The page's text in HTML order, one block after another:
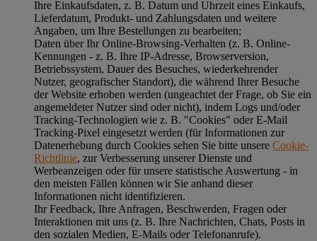
Ihre Einkaufsdaten, z. B. Datum und Uhrzeit eines Einkaufs,
Lieferdatum, Produkt- und Zahlungsdaten und weitere
Angaben, um Ihre Bestellungen zu bearbeiten;
Daten über Ihr Online-Browsing-Verhalten (z. B. Online-
Kennungen - z. B. Ihre IP-Adresse, Browserversion,
Betriebssystem, Dauer des Besuches, wiederkehrender
Nutzer, geografischer Standort), die während Ihrer Besuche
der Website erhoben werden (ungeachtet der Frage, ob Sie ein
angemeldeter Nutzer sind oder nicht), indem Logs und/oder
Tracking-Technologien wie z. B. "Cookies" oder E-Mail
Tracking-Pixel eingesetzt werden (für Informationen zur
Datenerhebung durch Cookies sehen Sie bitte unsere Cookie-
Richtlinie, zur Verbesserung unserer Dienste und
Werbeanzeigen oder für unsere statistische Auswertung - in
den meisten Fällen können wir Sie anhand dieser
Informationen nicht identifizieren.
Ihr Feedback, Ihre Anfragen, Beschwerden, Fragen oder
Interaktionen mit uns (z. B. Ihre Nachrichten, Chats, Posts in
den sozialen Medien, E-Mails oder Telefonanrufe).